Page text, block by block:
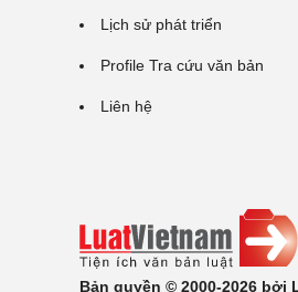
Lịch sử phát triển
Profile Tra cứu văn bản
Liên hệ
Bản quyền © 2000-2026 bởi